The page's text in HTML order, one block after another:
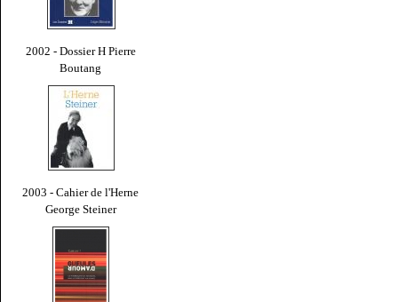
2002 - Dossier H Pierre
Boutang
2003 - Cahier de l'Herne
George Steiner